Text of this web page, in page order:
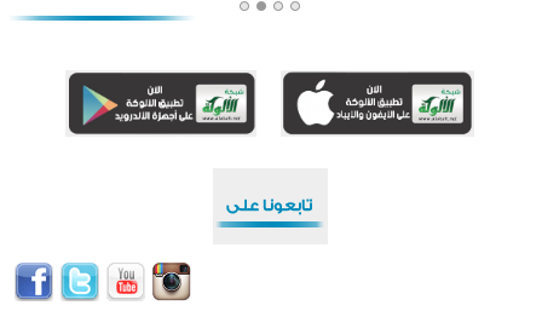
أكبر مشروع إسلامي في ريف أستراليا يفتتح أبوابه بعد سنوات من العمل والعطاء
اختتام الدورة التاسعة لمسابقة حفظ وتلاوة القرآن الكريم في أزناكاييف
اختتام منافسات قرآنية متميزة في بنغلاديش بمشاركة 3000 متسابق